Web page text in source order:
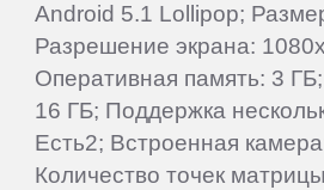
Android 5.1 Lollipop;
Разрешение экрана:
Оперативная память: 3
16 ГБ; Поддержка
Есть2; Встроенная
Количество точек